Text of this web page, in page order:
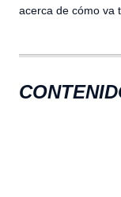
acerca de cómo va